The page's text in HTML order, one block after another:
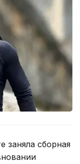
заняла сборная